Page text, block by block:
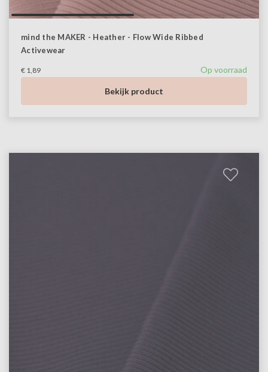
mind the MAKER - Heather - Flow Wide Ribbed
Activewear
€ 1,89 Op voorraad
Bekijk product